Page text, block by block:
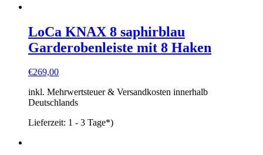
LoCa KNAX 8 saphirblau
Garderobenleiste mit 8 Haken
€269,00
inkl. Mehrwertsteuer & Versandkosten innerhalb
Deutschlands
Lieferzeit: 1 - 3 Tage*)